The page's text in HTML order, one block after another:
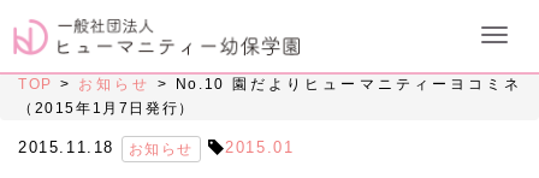
TOP > お知らせ >
No.10 園だよりヒューマニティーヨコミネ
（2015年1月7日発行）
2015.11.18 お知らせ 2015.01